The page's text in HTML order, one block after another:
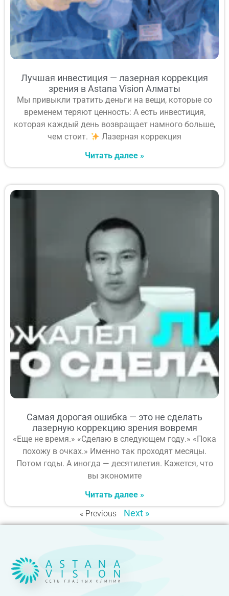
Лучшая инвестиция — лазерная коррекция
зрения в Astana Vision Алматы
Мы привыкли тратить деньги на вещи, которые со
временем теряют ценность: А есть инвестиция,
которая каждый день возвращает намного больше,
чем стоит.
Лазерная коррекция
Читать далее »
Самая дорогая ошибка — это не сделать
лазерную коррекцию зрения вовремя
«Еще не время.» «Сделаю в следующем году.» «Пока
похожу в очках.» Именно так проходят месяцы.
Потом годы. А иногда — десятилетия. Кажется, что
вы экономите
Читать далее »
« Previous
Next »